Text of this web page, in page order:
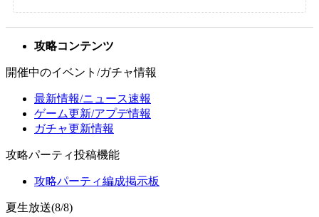
攻略コンテンツ
開催中のイベント/ガチャ情報
最新情報/ニュース速報
ゲーム更新/アプデ情報
ガチャ更新情報
攻略パーティ投稿機能
攻略パーティ編成掲示板
夏生放送(8/8)